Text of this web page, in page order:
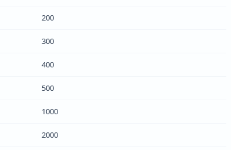
200
300
400
500
1000
2000